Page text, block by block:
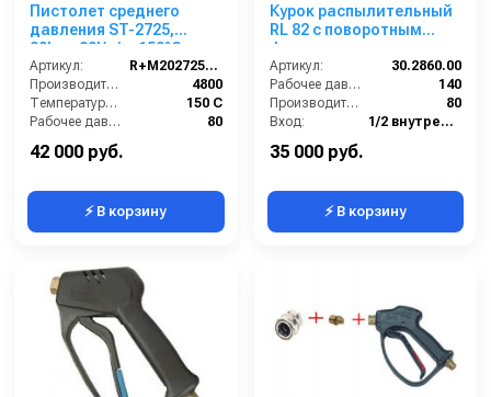
Пистолет среднего
давления ST-2725,
80bar, 80l/min, 150°C,
1/2внут.вращ.-ST3100
муфта, нерж.сталь
Артикул:
R+M202725550
Производительность (л/ч):
4800
Температура (°C):
150 С
Рабочее давление (бар):
80
42 000 руб.
⚡ В корзину
Курок распылительный
RL 82 с поворотным
фитингом, нерж. сталь,
125 бар; вход 1/2г, выход
ARS178
Артикул:
30.2860.00
Рабочее давление (бар):
140
Производительность (л/мин):
80
Вход:
1/2 внутренняя резьба вращающаяся
35 000 руб.
⚡ В корзину